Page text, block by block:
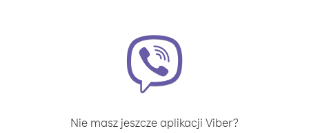
Nie masz jeszcze aplikacji Viber?